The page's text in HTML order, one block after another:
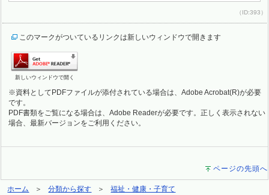
（ID:393）
このマークがついているリンクは新しいウィンドウで開きます
新しいウィンドウで開く
※資料としてPDFファイルが添付されている場合は、Adobe Acrobat(R)が必要
です。
PDF書類をご覧になる場合は、Adobe Readerが必要です。正しく表示されない
場合、最新バージョンをご利用ください。
ページの先頭へ
ホーム 分類から探す 福祉・健康・子育て